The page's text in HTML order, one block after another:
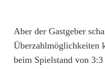
n
A
Aber der Gastgeber
Überzahlmöglichkeiten
beim Spielstand von